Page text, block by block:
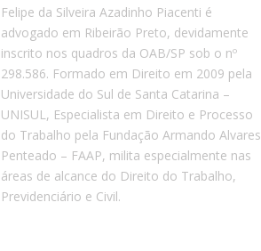
Felipe da Silveira Azadinho Piacenti é
advogado em Ribeirão Preto, devidamente
inscrito nos quadros da OAB/SP sob o nº
298.586. Formado em Direito em 2009 pela
Universidade do Sul de Santa Catarina –
UNISUL, Especialista em Direito e Processo
do Trabalho pela Fundação Armando Alvares
Penteado – FAAP, milita especialmente nas
áreas de alcance do Direito do Trabalho,
Previdenciário e Civil.